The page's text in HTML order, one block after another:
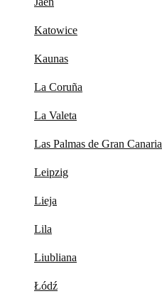
Katowice
Kaunas
La Coruña
La Valeta
Las Palmas de Gran Canaria
Leipzig
Lieja
Lila
Liubliana
Łódź